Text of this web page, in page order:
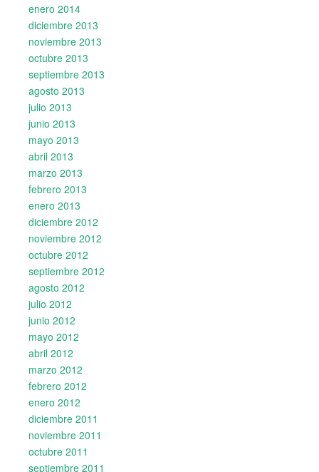
enero 2014
diciembre 2013
noviembre 2013
octubre 2013
septiembre 2013
agosto 2013
julio 2013
junio 2013
mayo 2013
abril 2013
marzo 2013
febrero 2013
enero 2013
diciembre 2012
noviembre 2012
octubre 2012
septiembre 2012
agosto 2012
julio 2012
junio 2012
mayo 2012
abril 2012
marzo 2012
febrero 2012
enero 2012
diciembre 2011
noviembre 2011
octubre 2011
septiembre 2011